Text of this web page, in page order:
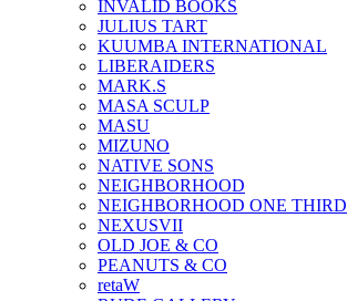
INVALID BOOKS
JULIUS TART
KUUMBA INTERNATIONAL
LIBERAIDERS
MARK.S
MASA SCULP
MASU
MIZUNO
NATIVE SONS
NEIGHBORHOOD
NEIGHBORHOOD ONE THIRD
NEXUSVII
OLD JOE & CO
PEANUTS & CO
retaW